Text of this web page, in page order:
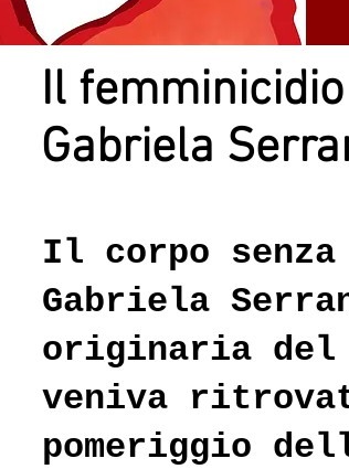
Il
Gabriela
Il corpo
Gabriela
originaria del
veniva
pomeriggio